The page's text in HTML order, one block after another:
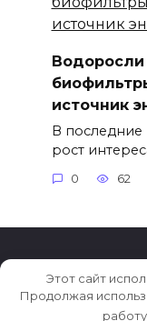
Водоросли
источник
В последние
рост
0 62
© 2026 Тренды в
Этот сайт
Продолжая